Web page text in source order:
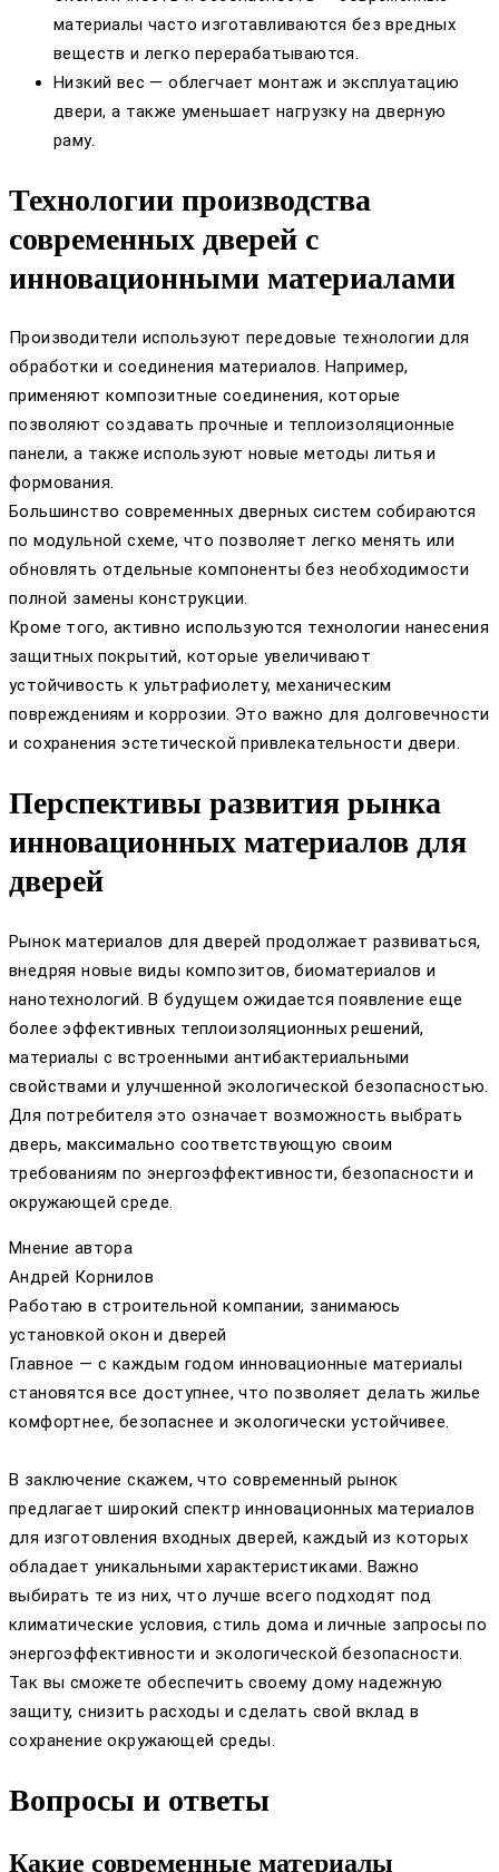
материалы часто изготавливаются без вредных
веществ и легко перерабатываются.
Низкий вес — облегчает монтаж и эксплуатацию
двери, а также уменьшает нагрузку на дверную
раму.
Технологии производства
современных дверей с
инновационными материалами
Производители используют передовые технологии для
обработки и соединения материалов. Например,
применяют композитные соединения, которые
позволяют создавать прочные и теплоизоляционные
панели, а также используют новые методы литья и
формования.
Большинство современных дверных систем собираются
по модульной схеме, что позволяет легко менять или
обновлять отдельные компоненты без необходимости
полной замены конструкции.
Кроме того, активно используются технологии нанесения
защитных покрытий, которые увеличивают
устойчивость к ультрафиолету, механическим
повреждениям и коррозии. Это важно для долговечности
и сохранения эстетической привлекательности двери.
Перспективы развития рынка
инновационных материалов для
дверей
Рынок материалов для дверей продолжает развиваться,
внедряя новые виды композитов, биоматериалов и
нанотехнологий. В будущем ожидается появление еще
более эффективных теплоизоляционных решений,
материалы с встроенными антибактериальными
свойствами и улучшенной экологической безопасностью.
Для потребителя это означает возможность выбрать
дверь, максимально соответствующую своим
требованиям по энергоэффективности, безопасности и
окружающей среде.
Мнение автора
Андрей Корнилов
Работаю в строительной компании, занимаюсь
установкой окон и дверей
Главное — с каждым годом инновационные материалы
становятся все доступнее, что позволяет делать жилье
комфортнее, безопаснее и экологически устойчивее.
В заключение скажем, что современный рынок
предлагает широкий спектр инновационных материалов
для изготовления входных дверей, каждый из которых
обладает уникальными характеристиками. Важно
выбирать те из них, что лучше всего подходят под
климатические условия, стиль дома и личные запросы по
энергоэффективности и экологической безопасности.
Так вы сможете обеспечить своему дому надежную
защиту, снизить расходы и сделать свой вклад в
сохранение окружающей среды.
Вопросы и ответы
Какие современные материалы